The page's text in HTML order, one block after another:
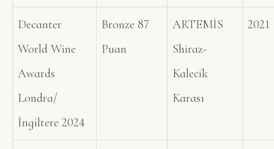
Decanter
World Wine
Awards
Londra/
İngiltere 2024
Bronze 87
Puan
ARTEMİS
Shiraz-
Kalecik
Karası
2021